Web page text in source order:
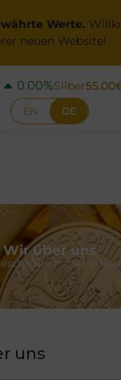
Werte.
neuen Website!
0.00%Silber
EN DE
Wir über uns
hinter
uns